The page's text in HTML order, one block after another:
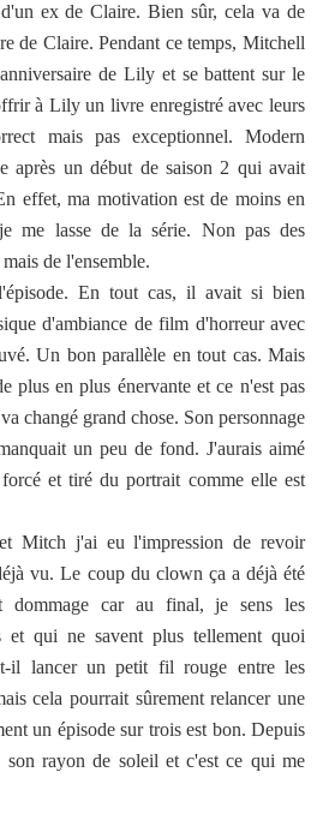
ex de Claire. Bien sûr, cela va de
de Claire. Pendant ce temps, Mitchell
de Lily et se battent sur le
à Lily un livre enregistré avec leurs
mais pas exceptionnel. Modern
après un début de saison 2 qui avait
effet, ma motivation est de moins en
me lasse de la série. Non pas des
de l'ensemble.
En tout cas, il avait si bien
d'ambiance de film d'horreur avec
Un bon parallèle en tout cas. Mais
plus en plus énervante et ce n'est pas
changé grand chose. Son personnage
un peu de fond. J'aurais aimé
et tiré du portrait comme elle est
Mitch j'ai eu l'impression de revoir
vu. Le coup du clown ça a déjà été
dommage car au final, je sens les
et qui ne savent plus tellement quoi
il lancer un petit fil rouge entre les
cela pourrait sûrement relancer une
un épisode sur trois est bon. Depuis
son rayon de soleil et c'est ce qui me